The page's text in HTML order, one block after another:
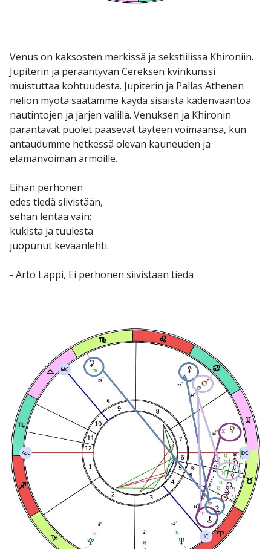
Venus on kaksosten merkissä ja sekstiilissä Khironiin.
Jupiterin ja perääntyvän Cereksen kvinkunssi
muistuttaa kohtuudesta. Jupiterin ja Pallas Athenen
neliön myötä saatamme käydä sisäistä kädenvääntöä
nautintojen ja järjen välillä. Venuksen ja Khironin
parantavat puolet pääsevät täyteen voimaansa, kun
antaudumme hetkessä olevan kauneuden ja
elämänvoiman armoille.
Eihän perhonen
edes tiedä siivistään,
sehän lentää vain:
kukista ja tuulesta
juopunut keväänlehti.
- Arto Lappi, Ei perhonen siivistään tiedä